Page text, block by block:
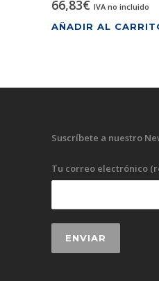
66,83€ IVA no incluido
AÑADIR AL
Suscríbete a nuestro
Tu correo electrónico